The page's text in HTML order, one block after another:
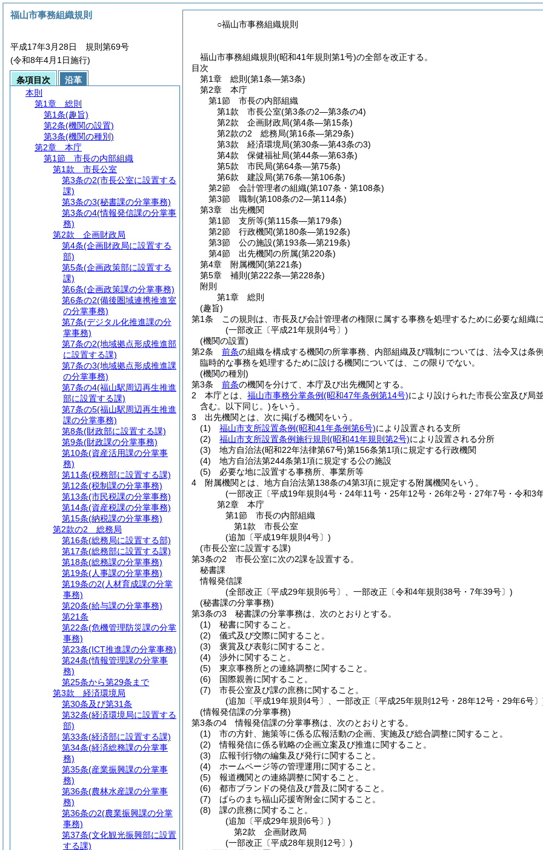
○福山市事務組織規則
福山市事務組織規則(昭和41年規則第1号)の全部を改正する。
目次
第1章
総則 (第1条―第3条)
第2章
本庁
第1節
市長の内部組織
第1款
市長公室(第3条の2―第3条の4)
第2款
企画財政局(第4条―第15条)
第2款の2
総務局(第16条―第29条)
第3款
経済環境局(第30条―第43条の3)
第4款
保健福祉局(第44条―第63条)
第5款
市民局(第64条―第75条)
第6款
建設局(第76条―第106条)
第2節
会計管理者の組織(第107条・第108条)
第3節
職制(第108条の2―第114条)
第3章
出先機関
第1節
支所等(第115条―第179条)
第2節
行政機関(第180条―第192条)
第3節
公の施設(第193条―第219条)
第4節
出先機関の所属(第220条)
第4章
附属機関(第221条)
第5章
補則 (第222条―第228条)
附則
第1章
総則
(趣旨)
第1条
この規則は、市長及び会計管理者の権限に属する事務を処理するために必要な組織
(一部改正〔平成21年規則4号〕)
(機関の設置)
第2条
前条の組織を構成する機関の所掌事務、内部組織及び職制については、法令又は条
臨時的な事務を処理するために設ける機関については、この限りでない。
(機関の種別)
第3条
前条の機関を分けて、本庁及び出先機関とする。
2
本庁とは、 福山市事務分掌条例(昭和47年条例第14号)により設けられた市長公室及び局
含む。以下同じ。)をいう。
3
出先機関とは、次に掲げる機関をいう。
(1)
福山市支所設置条例(昭和41年条例第6号)により設置される支所
(2)
福山市支所設置条例施行規則 (昭和41年規則第2号)により設置される分所
(3)
地方自治法(昭和22年法律第67号)第156条第1項に規定する行政機関
(4)
地方自治法第244条第1項に規定する公の施設
(5)
必要な地に設置する事務所、事業所等
4
附属機関とは、地方自治法第138条の4第3項に規定する附属機関をいう。
(一部改正〔平成19年規則4号・24年11号・25年12号・26年2号・27年7号・令和3
第2章
本庁
第1節
市長の内部組織
第1款
市長公室
(追加〔平成19年規則4号〕)
(市長公室に設置する課)
第3条の2
市長公室に次の2課を設置する。
秘書課
情報発信課
(全部改正〔平成29年規則6号〕、一部改正〔令和4年規則38号・7年39号〕)
(秘書課の分掌事務)
第3条の3
秘書課の分掌事務は、次のとおりとする。
(1)
秘書に関すること。
(2)
儀式及び交際に関すること。
(3)
褒賞及び表彰に関すること。
(4)
渉外に関すること。
(5)
東京事務所との連絡調整に関すること。
(6)
国際親善に関すること。
(7)
市長公室及び課の庶務に関すること。
(追加〔平成19年規則4号〕、一部改正〔平成25年規則12号・28年12号・29年6号
(情報発信課の分掌事務)
第3条の4
情報発信課の分掌事務は、次のとおりとする。
(1)
市の方針、施策等に係る広報活動の企画、実施及び総合調整に関すること。
(2)
情報発信に係る戦略の企画立案及び推進に関すること。
(3)
広報刊行物の編集及び発行に関すること。
(4)
ホームページ等の管理運用に関すること。
(5)
報道機関との連絡調整に関すること。
(6)
都市ブランドの発信及び普及に関すること。
(7)
ばらのまち福山応援寄附金に関すること。
(8)
課の庶務に関すること。
(追加〔平成29年規則6号〕)
第2款
企画財政局
(一部改正〔平成28年規則12号〕)
福山市事務組織規則
平成17年3月28日 規則第69号
(令和8年4月1日施行)
条項目次
沿革
本則
第1章
総則
第1条(趣旨)
第2条(機関の設置)
第3条(機関の種別)
第2章
本庁
第1節
市長の内部組織
第1款
市長公室
第3条の2(市長公室に設置する
課)
第3条の3(秘書課の分掌事務)
第3条の4(情報発信課の分掌事
務)
第2款
企画財政局
第4条(企画財政局に設置する
部)
第5条(企画政策部に設置する
課)
第6条(企画政策課の分掌事務)
第6条の2(備後圏域連携推進室
の分掌事務)
第7条(デジタル化推進課の分
掌事務)
第7条の2(地域拠点形成推進部
に設置する課)
第7条の3(地域拠点形成推進課
の分掌事務)
第7条の4(福山駅周辺再生推進
部に設置する課)
第7条の5(福山駅周辺再生推進
課の分掌事務)
第8条(財政部に設置する課)
第9条(財政課の分掌事務)
第10条(資産活用課の分掌事
務)
第11条(税務部に設置する課)
第12条(税制課の分掌事務)
第13条(市民税課の分掌事務)
第14条(資産税課の分掌事務)
第15条(納税課の分掌事務)
第2款の2
総務局
第16条(総務局に設置する部)
第17条(総務部に設置する課)
第18条(総務課の分掌事務)
第19条(人事課の分掌事務)
第19条の2(人材育成課の分掌
事務)
第20条(給与課の分掌事務)
第21条
第22条(危機管理防災課の分掌
事務)
第23条(ICT推進課の分掌事務)
第24条(情報管理課の分掌事
務)
第25条から第29条まで
第3款
経済環境局
第30条及び第31条
第32条(経済環境局に設置する
部)
第33条(経済部に設置する課)
第34条(経済総務課の分掌事
務)
第35条(産業振興課の分掌事
務)
第36条(農林水産課の分掌事
務)
第36条の2(農業振興課の分掌
事務)
第37条(文化観光振興部に設置
する課)